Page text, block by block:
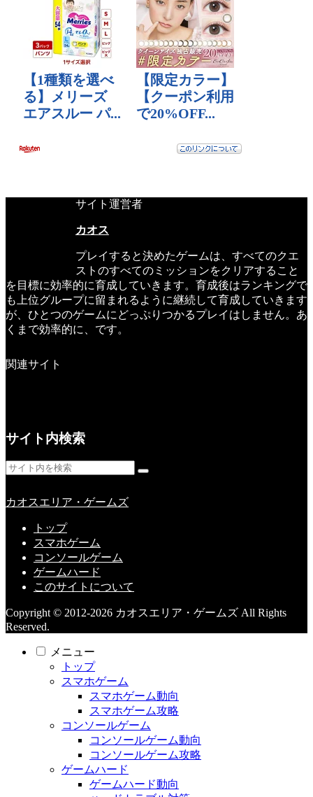
サイト運営者
カオス
プレイすると決めたゲームは、すべてのクエ
ストのすべてのミッションをクリアすること
を目標に効率的に育成していきます。育成後はランキングで
も上位グループに留まれるように継続して育成していきます
が、ひとつのゲームにどっぷりつかるプレイはしません。あ
くまで効率的に、です。
関連サイト
サイト内検索
カオスエリア・ゲームズ
トップ
スマホゲーム
コンソールゲーム
ゲームハード
このサイトについて
Copyright © 2012-2026 カオスエリア・ゲームズ All Rights
Reserved.
メニュー
トップ
スマホゲーム
スマホゲーム動向
スマホゲーム攻略
コンソールゲーム
コンソールゲーム動向
コンソールゲーム攻略
ゲームハード
ゲームハード動向